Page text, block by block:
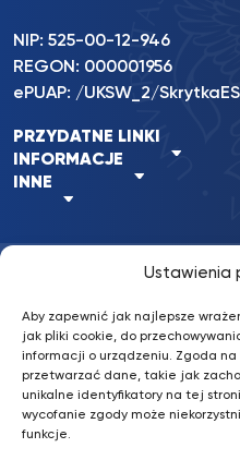
Ustawienia
Aby zapewnić jak najlepsze
jak pliki cookie, do
informacji o urządzeniu. Zgoda
przetwarzać dane, takie jak
unikalne identyfikatory na tej
wycofanie zgody może
funkcje.
NIP: 525-00-12-946
REGON: 000001956
ePUAP: /UKSW_2/
PRZYDATNE LINKI
INFORMACJE
INNE
/ © 2022
Deklaracja
Konto bankowe: